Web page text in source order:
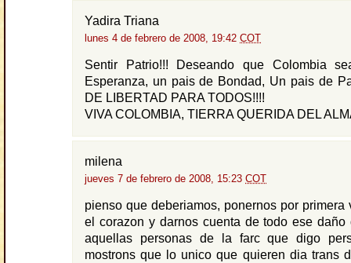
Yadira Triana
lunes 4 de febrero de 2008, 19:42 COT
Sentir Patrio!!! Deseando que Colombia
Esperanza, un pais de Bondad, Un pais de
DE LIBERTAD PARA TODOS!!!!
VIVA COLOMBIA, TIERRA QUERIDA DEL
milena
jueves 7 de febrero de 2008, 15:23 COT
pienso que deberiamos, ponernos por primera
el corazon y darnos cuenta de todo ese daño
aquellas personas de la farc que digo
mostrons que lo unico que quieren dia trans